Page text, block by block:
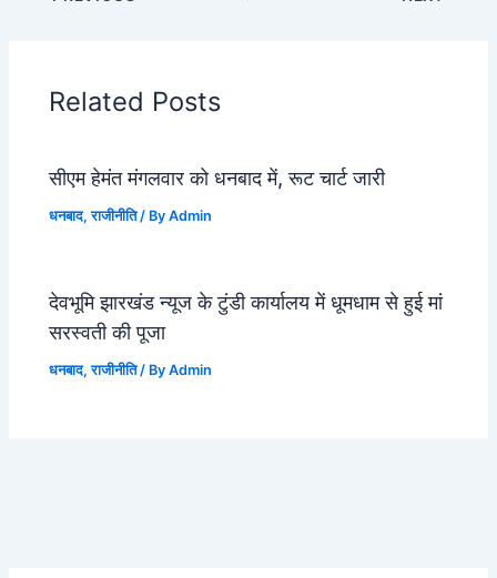
Related Posts
सीएम हेमंत मंगलवार को धनबाद में, रूट चार्ट जारी
धनबाद,राजीनीति/ ByAdmin
देवभूमि झारखंड न्यूज के टुंडी कार्यालय में धूमधाम से हुई मां
सरस्वती की पूजा
धनबाद,राजीनीति/ ByAdmin